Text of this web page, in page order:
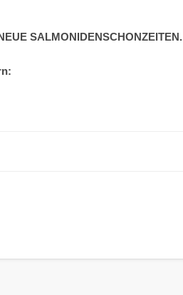
SALMONIDENSCHONZEITEN.